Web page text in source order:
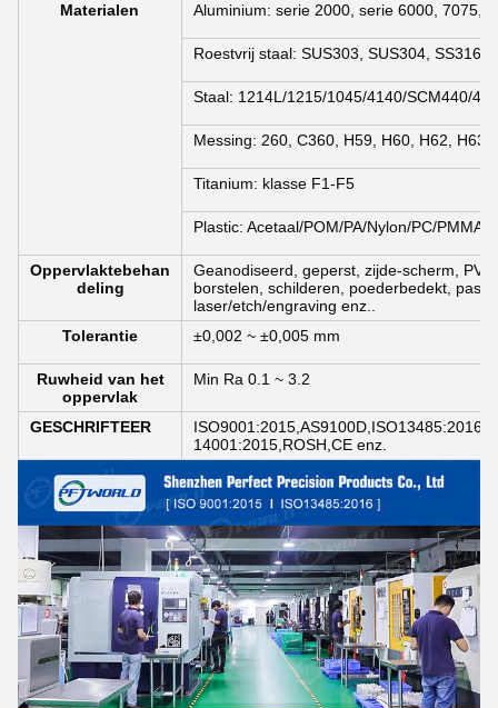
Materialen
Aluminium: serie 2000, serie 6000, 7075,
Roestvrij staal: SUS303, SUS304, SS316,
Staal: 1214L/1215/1045/4140/SCM440/
Messing: 260, C360, H59, H60, H62,
Titanium: klasse F1-F5
Plastic: Acetaal/POM/PA/Nylon/PC/PMMA/
Oppervlaktebehan
deling
Geanodiseerd, geperst, zijde-scherm,
borstelen, schilderen, poederbedekt,
laser/etch/engraving enz..
Tolerantie
±0,002 ~ ±0,005 mm
Ruwheid van het
oppervlak
Min Ra 0.1 ~ 3.2
GESCHRIFTEER
14001:2015,ROSH,CE enz.